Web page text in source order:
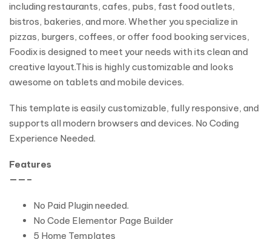
including restaurants, cafes, pubs, fast food outlets,
bistros, bakeries, and more. Whether you specialize in
pizzas, burgers, coffees, or offer food booking services,
Foodix is designed to meet your needs with its clean and
creative layout.This is highly customizable and looks
awesome on tablets and mobile devices.
This template is easily customizable, fully responsive, and
supports all modern browsers and devices. No Coding
Experience Needed.
Features
——–
No Paid Plugin needed.
No Code Elementor Page Builder
5 Home Templates